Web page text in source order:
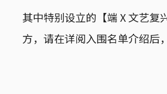
其中特别设立的【端 X 文艺
方，请在详阅入围名单介绍后